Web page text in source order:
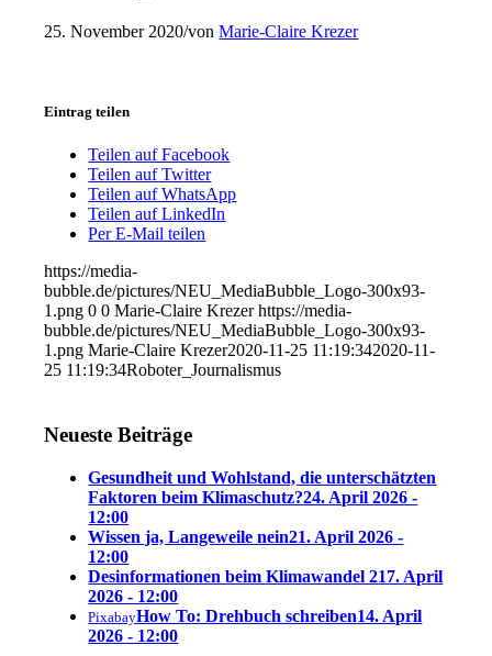
25. November 2020/vonMarie-Claire Krezer
Eintrag teilen
Teilen auf Facebook
Teilen auf Twitter
Teilen auf WhatsApp
Teilen auf LinkedIn
Per E-Mail teilen
https://media-
bubble.de/pictures/NEU_MediaBubble_Logo-300x93-
1.png 0 0 Marie-Claire Krezer https://media-
bubble.de/pictures/NEU_MediaBubble_Logo-300x93-
1.png Marie-Claire Krezer2020-11-25 11:19:342020-11-
25 11:19:34Roboter_Journalismus
Neueste Beiträge
Gesundheit und Wohlstand, die unterschätzten
Faktoren beim Klimaschutz?24. April 2026 -
12:00
Wissen ja, Langeweile nein21. April 2026 -
12:00
Desinformationen beim Klimawandel 217. April
2026 - 12:00
PixabayHow To: Drehbuch schreiben14. April
2026 - 12:00